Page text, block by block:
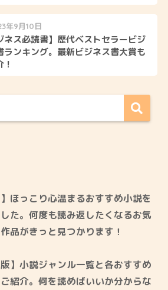
年9月10日
ネス必読書】歴代ベストセラービジ
ランキング。最新ビジネス書大賞も
】ほっこり心温まるおすすめ小説を
た。何度も読み返したくなるお気
品がきっと見つかります！
版】小説ジャンル一覧と各おすすめ
紹介。何を読めばいいか分からな